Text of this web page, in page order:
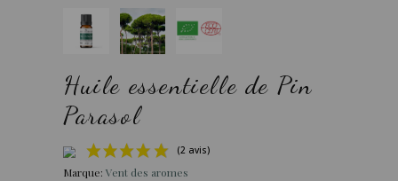
Huile essentielle de Pin
Parasol
Marque: Vent des aromes